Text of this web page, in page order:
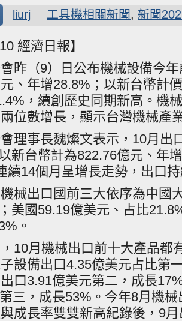
liurj 工具機相關新聞, 新聞
經濟日報】
昨（9）日公布機械設備今
、年增28.8%；以新台幣計
，續創歷史同期新高。機
位數增長，顯示台灣機械產
理事長魏燦文表示，10月出
新台幣計為822.76億元、年
續14個月呈增長走勢，出口
械出口國前三大依序為中國
美國59.19億美元、占比
。
10月機械出口前十大產品都
設備出口4.35億美元占比第
口3.91億美元第二，成長
三，成長53%。今年8月機
成長率雙雙新高紀錄後，9